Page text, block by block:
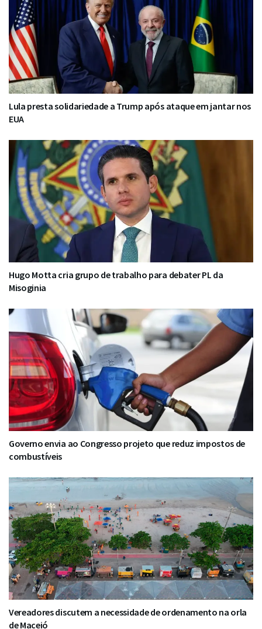
Lula presta solidariedade a Trump após ataque em jantar nos
EUA
Hugo Motta cria grupo de trabalho para debater PL da
Misoginia
Governo envia ao Congresso projeto que reduz impostos de
combustíveis
Vereadores discutem a necessidade de ordenamento na orla
de Maceió